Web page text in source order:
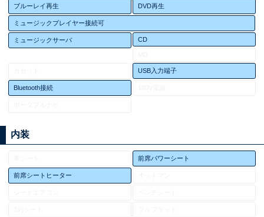
ブルーレイ再生 DVD再生
ミュージックプレイヤー接続可
ミュージックサーバ CD
USB入力端子
Bluetooth接続
内装
前席パワーシート
前席シートヒーター